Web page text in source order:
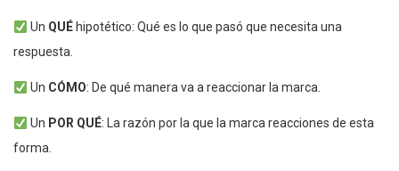
Un QUÉhipotético: Qué es lo que pasó que necesita una
respuesta.
Un CÓMO: De qué manera va a reaccionar la marca.
Un POR QUÉ: La razón por la que la marca reacciones de esta
forma.